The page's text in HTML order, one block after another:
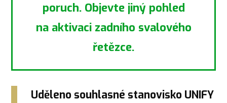
poruch. Objevte jiný pohled
na aktivaci zadního svalového
řetězce.
Uděleno souhlasné stanovisko UNIFY